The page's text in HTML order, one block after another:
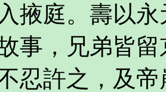
掖庭。壽以
事，兄弟皆
忍許之，及